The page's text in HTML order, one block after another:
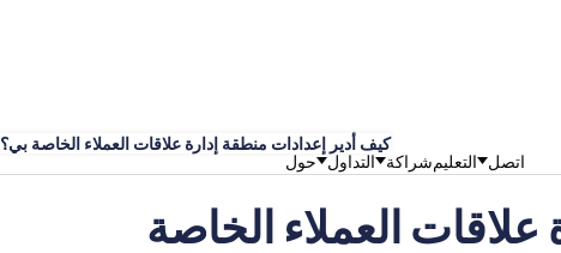
حول التداول شراكة التعليم اتصل
كيف أدير إعدادات منطقة إدارة علاقات العملاء الخاصة بي؟
العملاء الخاصة